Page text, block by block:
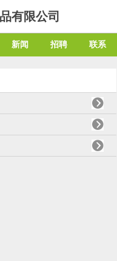
有限公司
新闻 招聘 联系